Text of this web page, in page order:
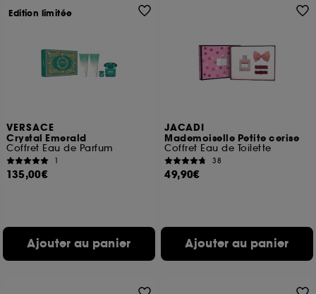
VERSACE
Crystal Emerald
Coffret Eau de Parfum
1
135,00€
Ajouter au panier
Edition limitée
JACADI
Mademoiselle Petite cerise
Coffret Eau de Toilette
38
49,90€
Ajouter au panier